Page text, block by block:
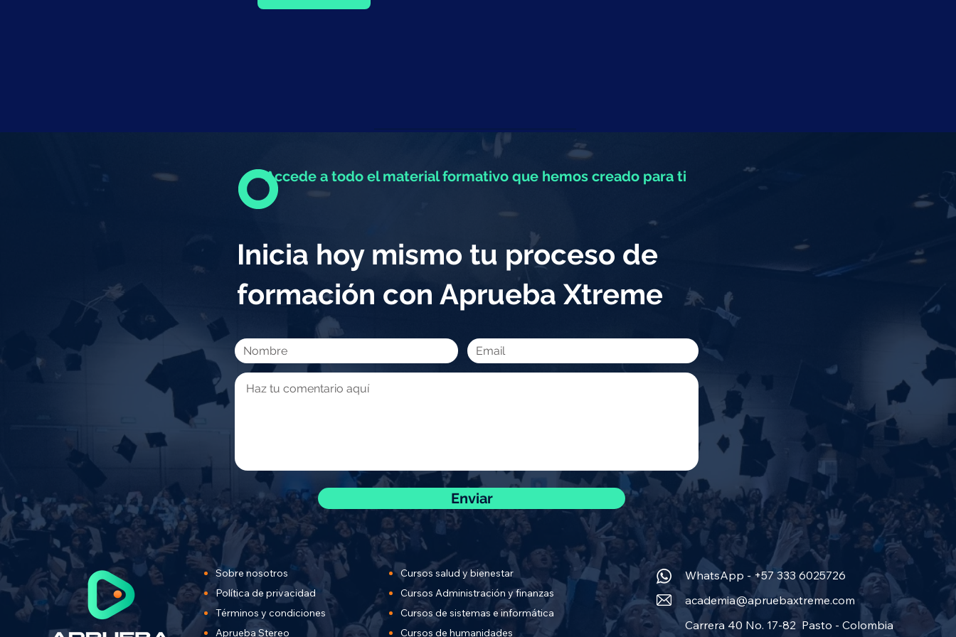
Accede a todo el material formativo que hemos creado para ti
Inicia hoy mismo tu proceso de
formación con Aprueba Xtreme
Enviar
Sobre nosotros
Política de privacidad
Términos y condiciones
Aprueba Stereo
Cursos salud y bienestar
Cursos Administración y finanzas
Cursos de sistemas e informática
Cursos de humanidades
WhatsApp - +57 333 6025726
academia@apruebaxtreme.com
Carrera 40 No. 17-82 Pasto - Colombia